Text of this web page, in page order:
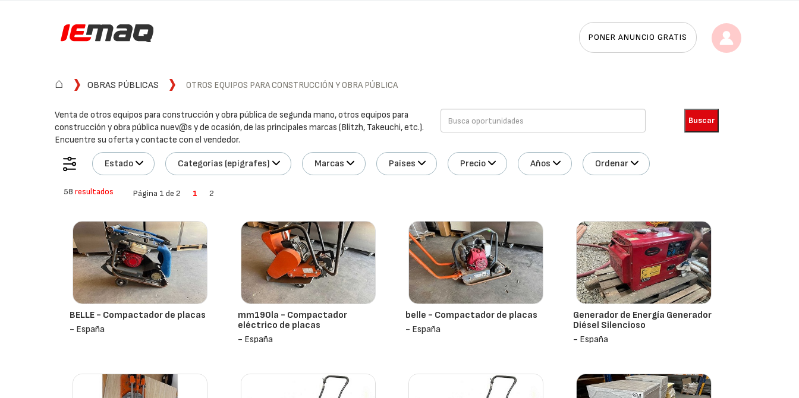
PONER ANUNCIO GRATIS
⌂ OBRAS PÚBLICAS OTROS EQUIPOS PARA CONSTRUCCIÓN Y OBRA PÚBLICA
Venta de otros equipos para construcción y obra pública de segunda mano, otros equipos para
construcción y obra pública nuev@s y de ocasión, de las principales marcas (Blitzh, Takeuchi, etc.).
Encuentre su oferta y contacte con el vendedor.
Estado Categorías (epígrafes) Marcas Países Precio Años Ordenar
58 resultados Página 1 de 2 1 2
BELLE - Compactador de placas
- España
mm190la - Compactador
eléctrico de placas
- España
belle - Compactador de placas
- España
Generador de Energía Generador
Diésel Silencioso
- España